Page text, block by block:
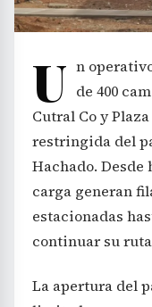
U n
de 400
Cutral Co y
restringida del
Hachado. Desde
carga generan
estacionadas
continuar su
La apertura del